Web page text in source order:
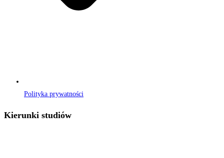
Polityka prywatności
Kierunki studiów